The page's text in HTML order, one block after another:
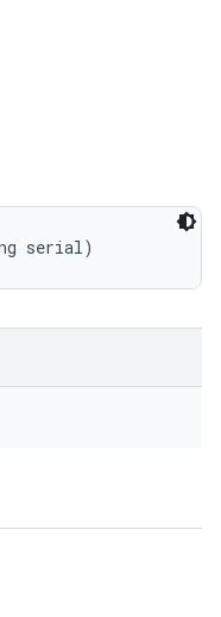
serial)